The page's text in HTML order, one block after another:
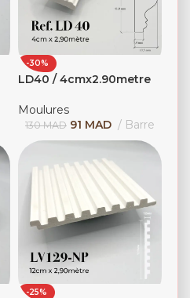
-30%
LD40 / 4cmx2.90metre
Moulures
130MAD 91 MAD Barre
-25%